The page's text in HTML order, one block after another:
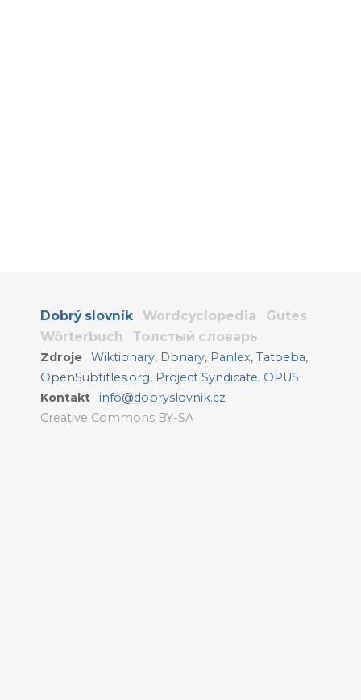
Dobrý slovník Wordcyclopedia
Gutes
Wörterbuch
Толстый словарь
Zdroje Wiktionary, Dbnary, Panlex,Tatoeba,
OpenSubtitles.org, Project Syndicate, OPUS
Kontakt
info@dobryslovnik.cz
Creative Commons BY-SA